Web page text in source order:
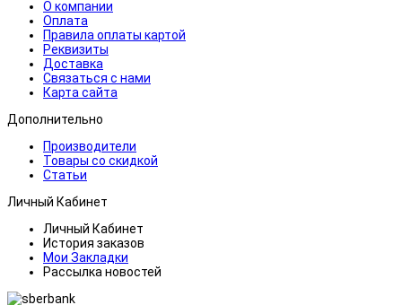
О компании
Оплата
Правила оплаты картой
Реквизиты
Доставка
Связаться с нами
Карта сайта
Дополнительно
Производители
Товары со скидкой
Статьи
Личный Кабинет
Личный Кабинет
История заказов
Мои Закладки
Рассылка новостей